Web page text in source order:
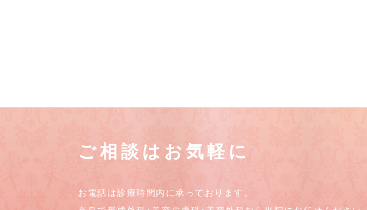
ご相談はお気軽に
お電話は診療時間内に承っております。